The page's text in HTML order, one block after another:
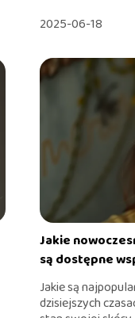
2025-06-18
Jakie
są dostępne
Jakie są
dzisiejszych